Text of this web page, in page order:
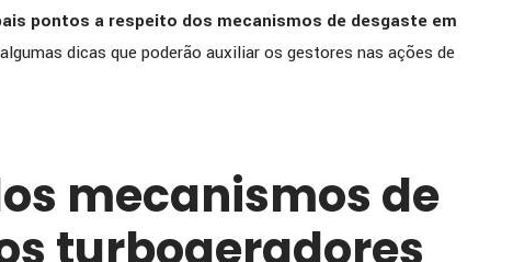
pontos a respeito dos mecanismos de desgaste em
dicas que poderão auxiliar os gestores nas ações de
mecanismos de
parceria com a PETRONAS
em sua estratégia de
de produtividade e
importância da
siderurgia e parceria
com a PETRONAS